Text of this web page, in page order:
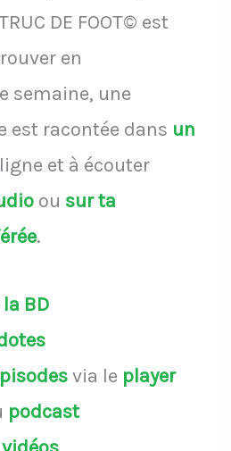
DE FOOT© est
en
semaine, une
est racontée dans un
et à écouter
ou sur ta
.
la BD
via le player
podcast